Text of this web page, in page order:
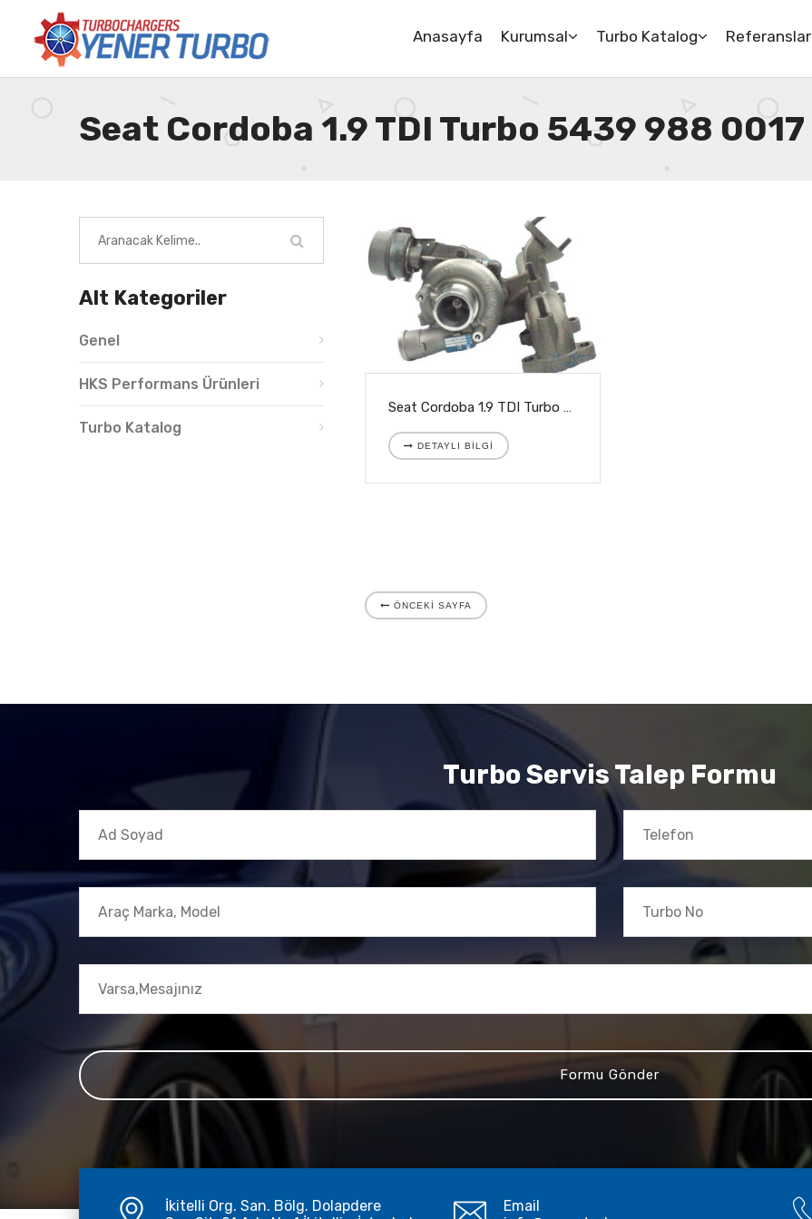
Anasayfa Kurumsal Turbo Katalog Referanslar
Seat Cordoba 1.9 TDI Turbo 5439 988 0017
Alt Kategoriler
Genel
HKS Performans Ürünleri
Turbo Katalog
Seat Cordoba 1.9 TDI Turbo 5439 988 0017
DETAYLI BILGI
ÖNCEKİ SAYFA
Turbo Servis Talep Formu
İkitelli Org. San. Bölg. Dolapdere
Email